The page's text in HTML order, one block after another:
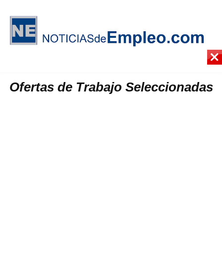
Ofertas de Trabajo Seleccionadas